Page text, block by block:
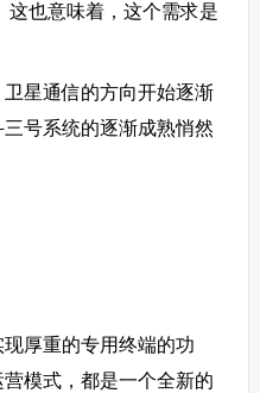
这也意味着，这个需求是
星通信的方向开始逐渐
号系统的逐渐成熟悄然
厚重的专用终端的功
模式，都是一个全新的